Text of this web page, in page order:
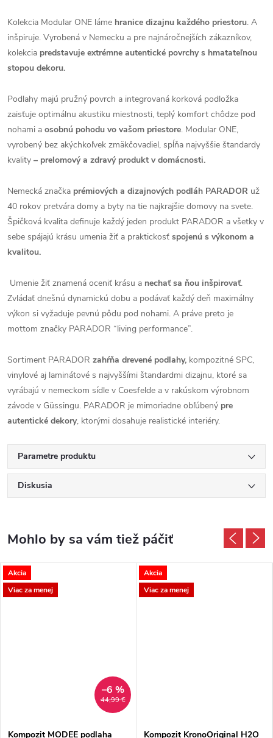
Kolekcia Modular ONE láme hranice dizajnu každého priestoru. A
inšpiruje. Vyrobená v Nemecku a pre najnáročnejších zákazníkov,
kolekcia predstavuje extrémne autentické povrchy s hmatateľnou
stopou dekoru.
Podlahy majú pružný povrch a integrovaná korková podložka
zaisťuje optimálnu akustiku miestnosti, teplý komfort chôdze pod
nohami a osobnú pohodu vo vašom priestore. Modular ONE,
vyrobený bez akýchkoľvek zmäkčovadiel, spĺňa najvyššie štandardy
kvality – prelomový a zdravý produkt v domácnosti.
Nemecká značka prémiových a dizajnových podláh PARADOR už
40 rokov pretvára domy a byty na tie najkrajšie domovy na svete.
Špičková kvalita definuje každý jeden produkt PARADOR a všetky v
sebe spájajú krásu umenia žiť a praktickosť spojenú s výkonom a
kvalitou.
Umenie žiť znamená oceniť krásu a nechať sa ňou inšpirovať.
Zvládať dnešnú dynamickú dobu a podávať každý deň maximálny
výkon si vyžaduje pevnú pôdu pod nohami. A práve preto je
mottom značky PARADOR “living performance”.
Sortiment PARADOR zahŕňa drevené podlahy, kompozitné SPC,
vinylové aj laminátové s najvyššími štandardmi dizajnu, ktoré sa
vyrábajú v nemeckom sídle v Coesfelde a v rakúskom výrobnom
závode v Güssingu. PARADOR je mimoriadne obľúbený pre
autentické dekory, ktorými dosahuje realistické interiéry.
Parametre produktu
Diskusia
Akcia
Viac za menej
44,99 €
–6 %
Kompozit MODEE podlaha
Akcia
Viac za menej
Kompozit KronoOriginal H2O